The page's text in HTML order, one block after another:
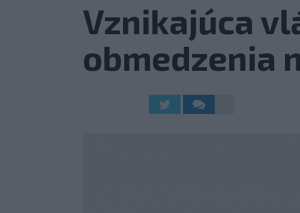
Vznikajúca
obmedzenia